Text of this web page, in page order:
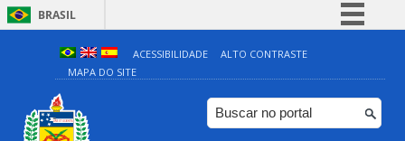
BRASIL
Simplifique!
Comunica BR
Participe
ACESSIBILIDADE
ALTO CONTRASTE
MAPA DO SITE